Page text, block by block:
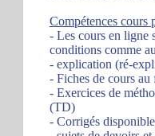
Compétences cours
- Les cours en ligne
conditions comme
- explication (ré-
- Fiches de cours
- Exercices de
(TD)
- Corrigés